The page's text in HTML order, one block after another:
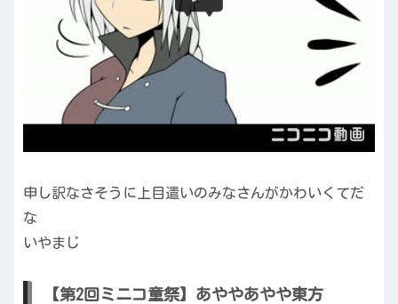
申し訳なさそうに上目遣いのみなさんがかわいくてだ
な
いやまじ
【第2回ミニコ童祭】あややあやや東方